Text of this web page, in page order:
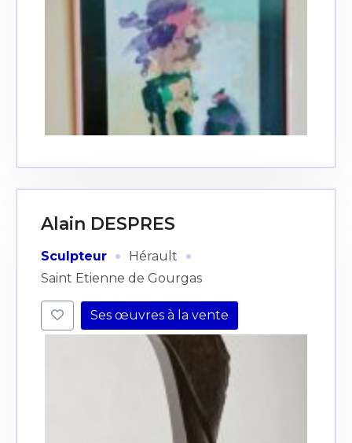
Alain DESPRES
Sculpteur · Hérault ·
Saint Etienne de Gourgas
Ses œuvres à la vente